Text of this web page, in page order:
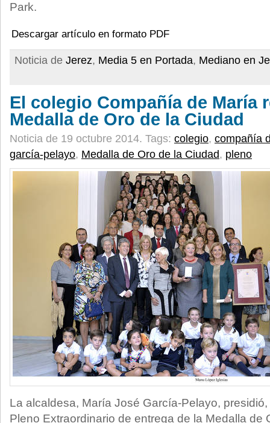
Park.
Descargar artículo en formato PDF
Noticia de Jerez, Media 5 en Portada, Mediano en
El colegio Compañía de María
Medalla de Oro de la Ciudad
Noticia de 19 octubre 2014. Tags: colegio, compañía
garcía-pelayo, Medalla de Oro de la Ciudad, pleno
La alcaldesa, María José García-Pelayo,
Pleno Extraordinario de entrega de la Medalla de